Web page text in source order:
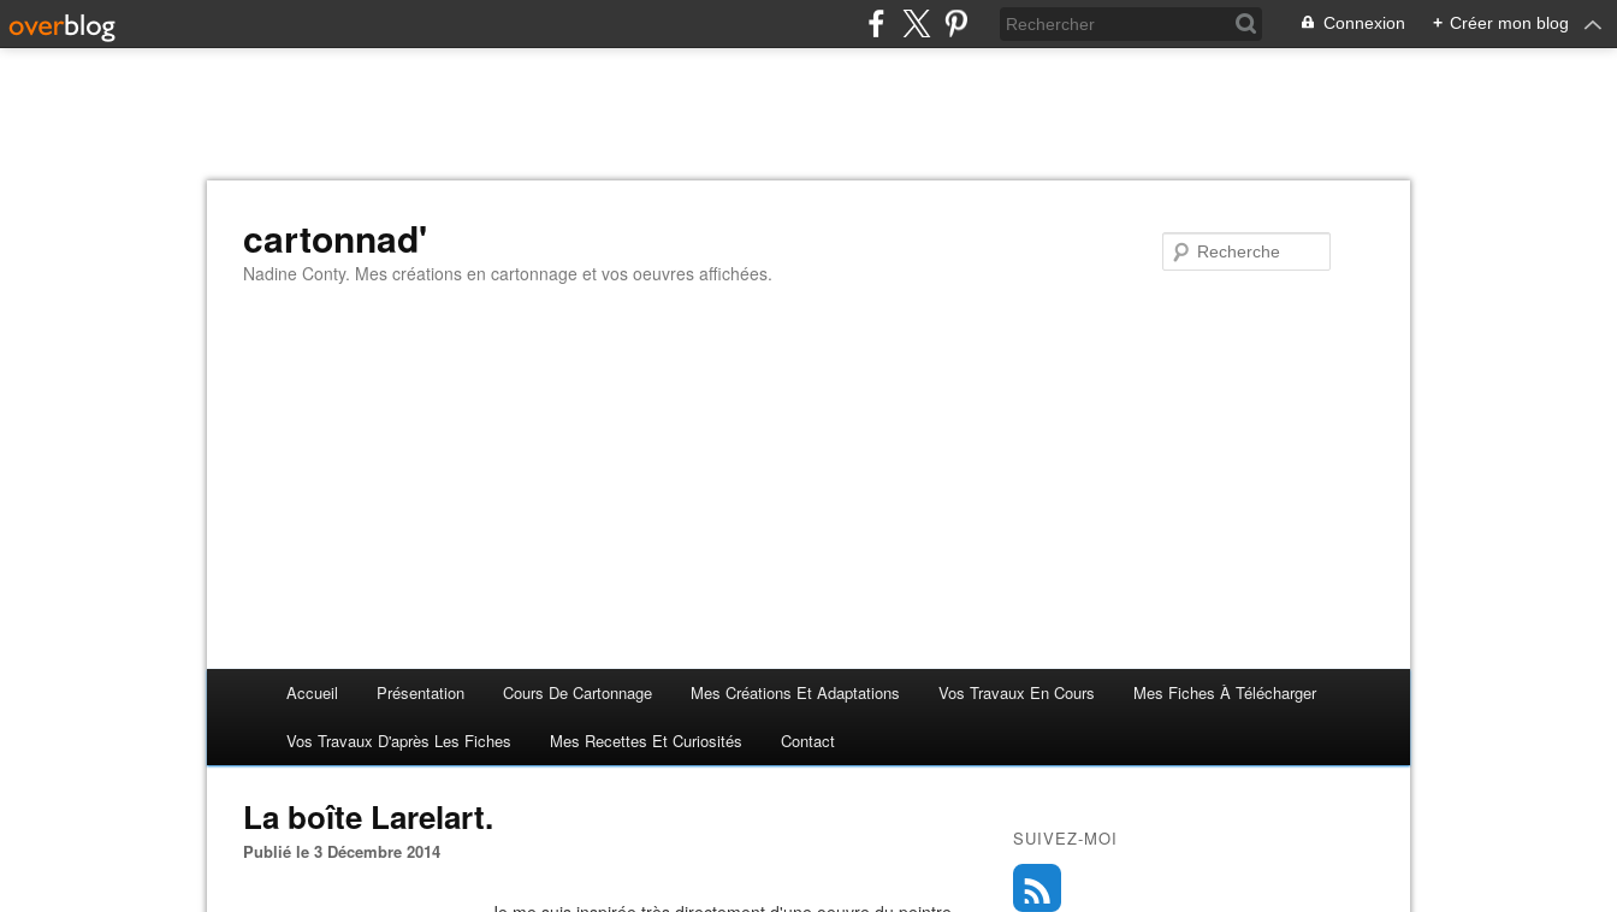
Connexion + Créer mon blog
cartonnad'
Nadine Conty. Mes créations en cartonnage et vos oeuvres affichées.
Accueil Présentation Cours De Cartonnage Mes Créations Et Adaptations Vos Travaux En Cours Mes Fiches À Télécharger
Vos Travaux D'après Les Fiches Mes Recettes Et Curiosités Contact
La boîte Larelart.
Publié le 3 Décembre 2014
SUIVEZ-MOI